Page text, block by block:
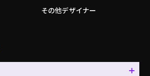
その他デザイナー